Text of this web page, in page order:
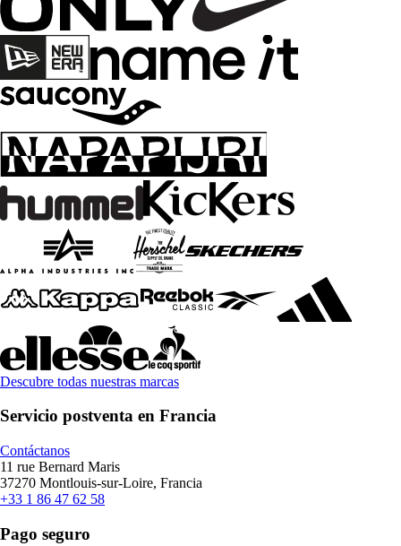
Descubre todas nuestras marcas
Servicio postventa en Francia
Contáctanos
11 rue Bernard Maris
37270 Montlouis-sur-Loire, Francia
+33 1 86 47 62 58
Pago seguro